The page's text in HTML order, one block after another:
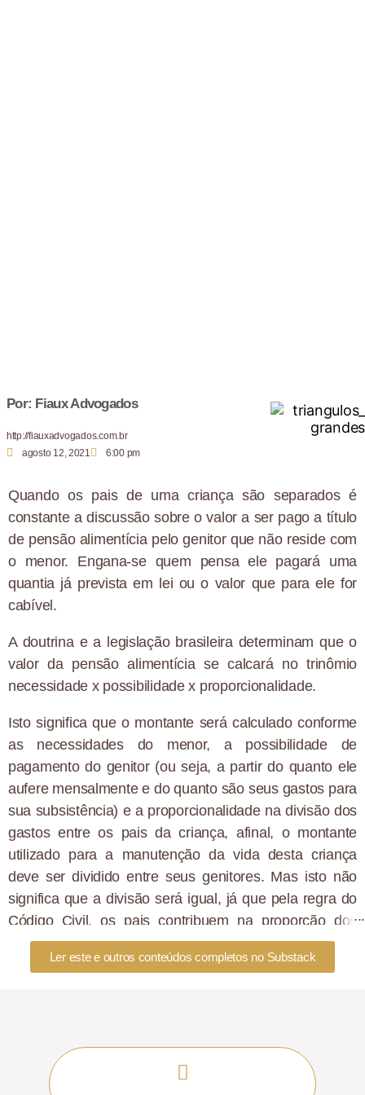
Por: Fiaux Advogados
http://fiauxadvogados.com.br
agosto 12, 2021
6:00 pm
Quando os pais de uma criança são separados é
constante a discussão sobre o valor a ser pago a título
de pensão alimentícia pelo genitor que não reside com
o menor. Engana-se quem pensa ele pagará uma
quantia já prevista em lei ou o valor que para ele for
cabível.
A doutrina e a legislação brasileira determinam que o
valor da pensão alimentícia se calcará no trinômio
necessidade x possibilidade x proporcionalidade.
Isto significa que o montante será calculado conforme
as necessidades do menor, a possibilidade de
pagamento do genitor (ou seja, a partir do quanto ele
aufere mensalmente e do quanto são seus gastos para
sua subsistência) e a proporcionalidade na divisão dos
gastos entre os pais da criança, afinal, o montante
utilizado para a manutenção da vida desta criança
deve ser dividido entre seus genitores. Mas isto não
significa que a divisão será igual, já que pela regra do
Código Civil, os pais contribuem na proporção dos
seus recursos, isto é, quem ganha mais contribui mais.
minoração dos alimentos.Seria possível diminuir o
valor da pensão, exclusivamente, com base nessa
nova união?
Afinal, uma nova união ou o nascimento
Ler este e outros conteúdos completos no Substack